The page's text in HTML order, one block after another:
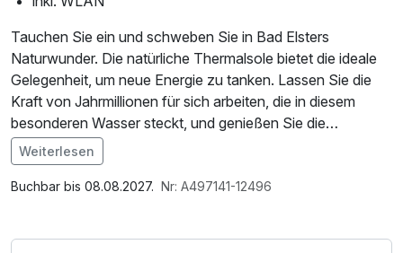
Tauchen Sie ein und schweben Sie in Bad Elsters
Naturwunder. Die natürliche Thermalsole bietet die ideale
Gelegenheit, um neue Energie zu tanken. Lassen Sie die
Kraft von Jahrmillionen für sich arbeiten, die in diesem
besonderen Wasser steckt, und genießen Sie die
regenerative Wirkung auf Körper und Geist. Ergänzend
bietet die großzügige Saunalandschaft weitere
entspannende Momente. In Bad Elster, dem
Weiterlesen
Buchbar bis 08.08.2027. Nr: A497141-12496